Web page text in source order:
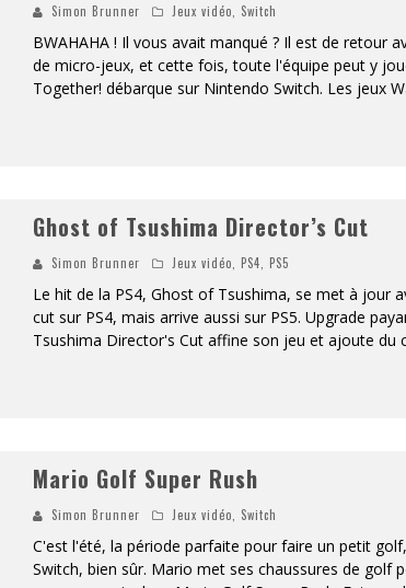
Simon Brunner Jeux vidéo Switch
BWAHAHA ! Il vous avait manqué ? Il est de retour
de micro-jeux, et cette fois, toute l'équipe peut y
Together! débarque sur Nintendo Switch. Les jeux
Ghost of Tsushima Director’s Cut
Simon Brunner Jeux vidéo ,PS4 ,PS5
Le hit de la PS4, Ghost of Tsushima, se met à jour
cut sur PS4, mais arrive aussi sur PS5. Upgrade
Tsushima Director's Cut affine son jeu et ajoute du
Mario Golf Super Rush
Simon Brunner Jeux vidéo Switch
C'est l'été, la période parfaite pour faire un petit
Switch, bien sûr. Mario met ses chaussures de golf